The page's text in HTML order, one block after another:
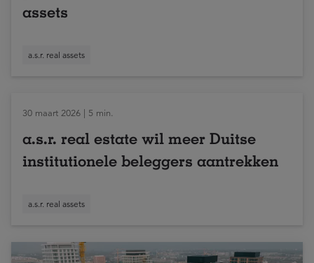
assets
a.s.r. real assets
30 maart 2026 | 5 min.
a.s.r. real estate wil meer Duitse
institutionele beleggers aantrekken
a.s.r. real assets